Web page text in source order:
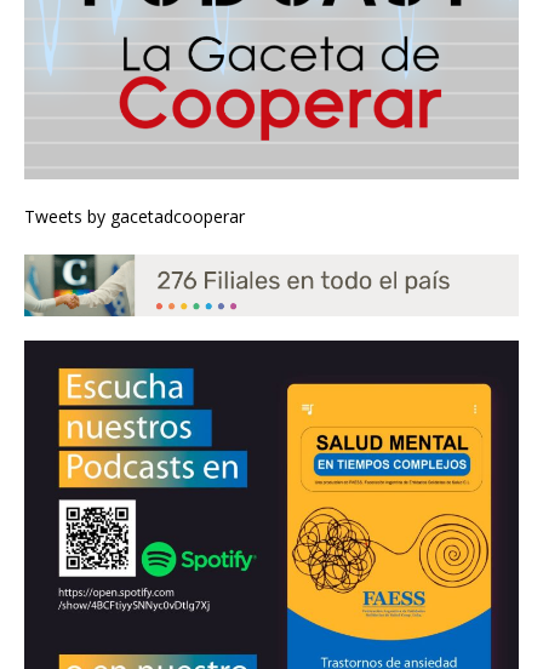
Tweets by gacetadcooperar